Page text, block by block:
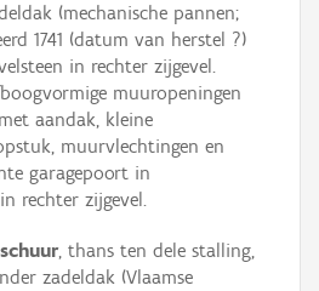
(mechanische pannen;
1741 (datum van herstel ?)
in rechter zijgevel.
muuropeningen
aandak, kleine
muurvlechtingen en
garagepoort in
rechter zijgevel.
, thans ten dele stalling,
zadeldak (Vlaamse